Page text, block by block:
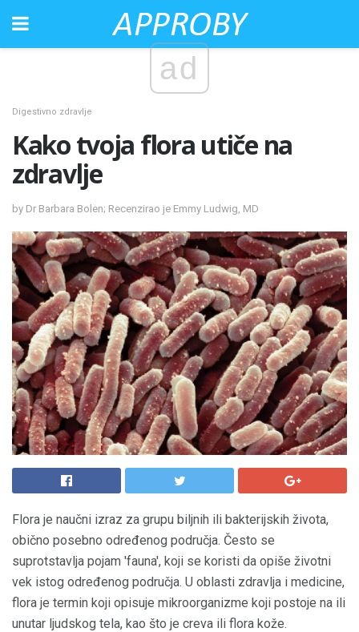
ad
Digestivno zdravlje
Kako tvoja flora utiče na
zdravlje
by Dr Barbara Bolen; Recenzirao je Emmy Ludwig, MD
Flora je naučni izraz za grupu biljnih ili bakterijskih života,
obično posebno određenog područja. Često se
suprotstavlja pojam 'fauna', koji se koristi da opiše životni
vek istog određenog područja. U oblasti zdravlja i medicine,
flora je termin koji opisuje mikroorganizme koji postoje na ili
unutar ljudskog tela, kao što je creva ili flora kože.